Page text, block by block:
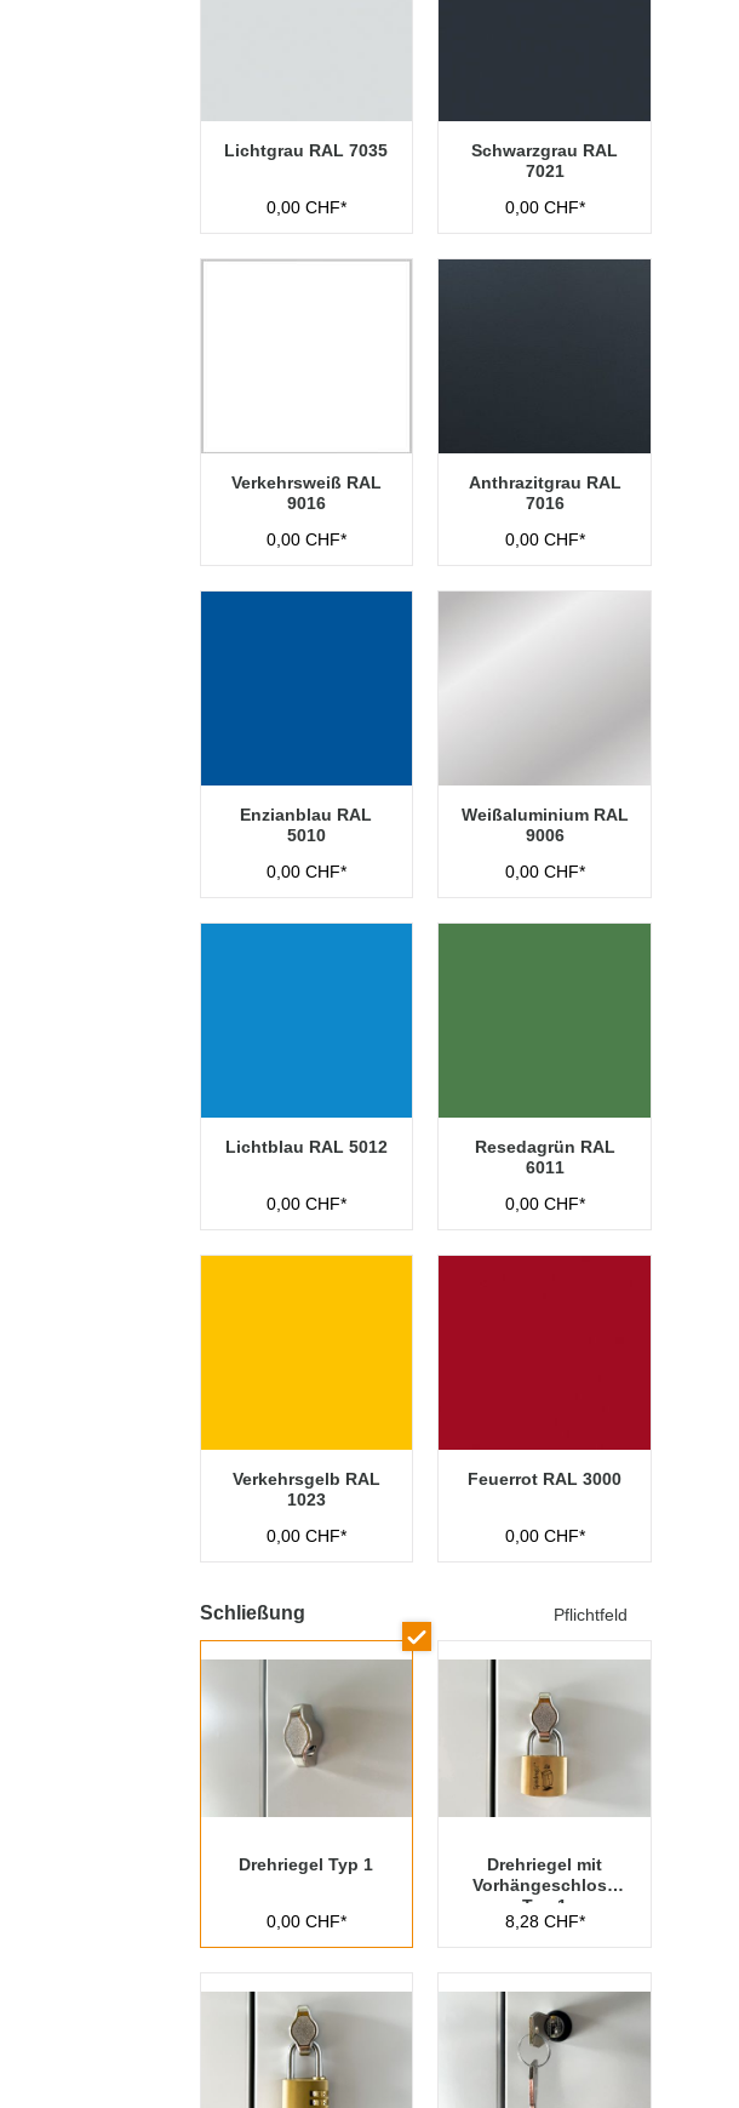
Lichtgrau RAL 7035
0,00 CHF*
Schwarzgrau RAL
7021
0,00 CHF*
Verkehrsweiß RAL
9016
0,00 CHF*
Anthrazitgrau RAL
7016
0,00 CHF*
Enzianblau RAL
5010
0,00 CHF*
Weißaluminium RAL
9006
0,00 CHF*
Lichtblau RAL 5012
0,00 CHF*
Resedagrün RAL
6011
0,00 CHF*
Verkehrsgelb RAL
1023
0,00 CHF*
Feuerrot RAL 3000
0,00 CHF*
Schließung Pflichtfeld
Drehriegel Typ 1
0,00 CHF*
Drehriegel mit
Vorhängeschloss
Typ 1
8,28 CHF*